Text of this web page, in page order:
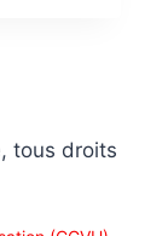
tous droits